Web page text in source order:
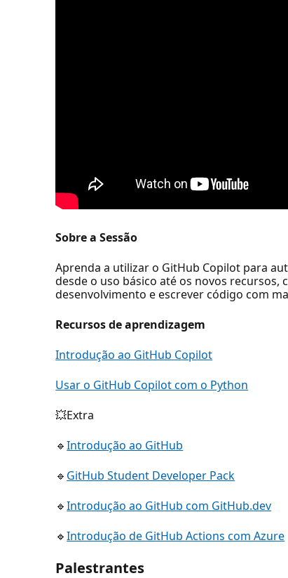
Sobre a Sessão
Aprenda a utilizar o GitHub Copilot para
desde o uso básico até os novos
desenvolvimento e escrever código com
Recursos de aprendizagem
Introdução ao GitHub Copilot
Usar o GitHub Copilot com o Python
💥Extra
🔹Introdução ao GitHub
🔹 GitHub Student Developer Pack
🔹Introdução ao GitHub com GitHub.dev
🔹Introdução de GitHub Actions com Azure
Palestrantes